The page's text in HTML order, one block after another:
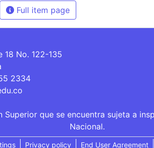
Full item page
18 No. 122-135
2334
que se encuentra sujeta a
Nacional.
Privacy policy End User Agreement